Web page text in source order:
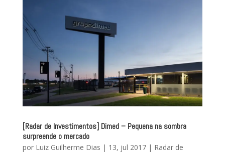
[Radar de Investimentos] Dimed – Pequena na sombra
surpreende o mercado
por Luiz Guilherme Dias | 13, jul 2017| Radar de